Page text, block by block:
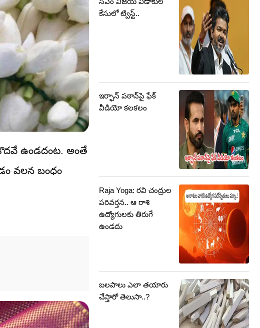
ఉండదంట. అంతే
వలన బంధం
కేసులో ట్విస్ట్..
ఇర్ఫాన్ పఠాన్‌పై ఫేక్
వీడియో కలకలం
Raja Yoga: రవి చంద్రుల
పరివర్తన.. ఆ రాశి
ఉద్యోగులకు తిరుగే
ఉండదు
బలపాలు ఎలా తయారు
చేస్తారో తెలుసా..?